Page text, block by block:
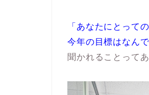
「あなたにとっての
今年の目標はなんで
聞かれることって